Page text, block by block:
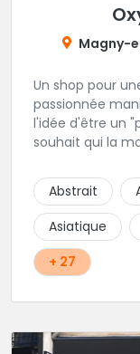
Magny-
Un shop pour
passionnée
l'idée d'être un
souhait qui la
néo trad. Une
recommander !
Abstrait
Asiatique
+ 27